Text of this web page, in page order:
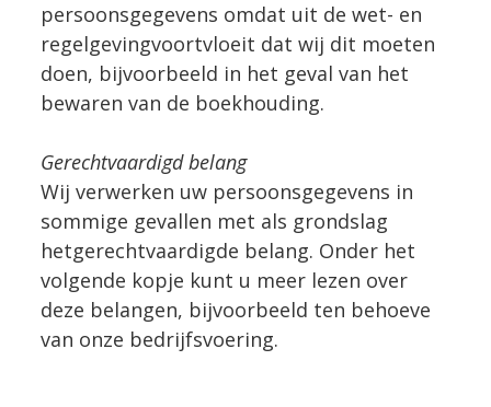
persoonsgegevens omdat uit de wet- en
regelgevingvoortvloeit dat wij dit moeten
doen, bijvoorbeeld in het geval van het
bewaren van de boekhouding.
Gerechtvaardigd belang
Wij verwerken uw persoonsgegevens in
sommige gevallen met als grondslag
hetgerechtvaardigde belang. Onder het
volgende kopje kunt u meer lezen over
deze belangen, bijvoorbeeld ten behoeve
van onze bedrijfsvoering.